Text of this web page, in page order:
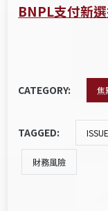
BNPL支付新
CATEGORY: 焦
TAGGED:
財務風險